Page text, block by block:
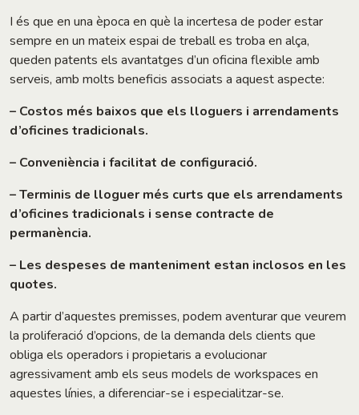
I és que en una època en què la incertesa de poder estar
sempre en un mateix espai de treball es troba en alça,
queden patents els avantatges d’un oficina flexible amb
serveis, amb molts beneficis associats a aquest aspecte:
– Costos més baixos que els lloguers i arrendaments
d’oficines tradicionals.
– Conveniència i facilitat de configuració.
– Terminis de lloguer més curts que els arrendaments
d’oficines tradicionals i sense contracte de
permanència.
– Les despeses de manteniment estan inclosos en les
quotes.
A partir d’aquestes premisses, podem aventurar que veurem
la proliferació d’opcions, de la demanda dels clients que
obliga els operadors i propietaris a evolucionar
agressivament amb els seus models de workspaces en
aquestes línies, a diferenciar-se i especialitzar-se.